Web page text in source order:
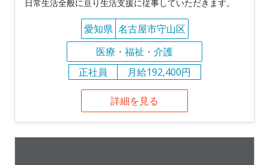
日常生活全般に亘り生活支援に従事していただきます。
愛知県 名古屋市守山区
医療・福祉・介護
正社員
月給192,400円
詳細を見る